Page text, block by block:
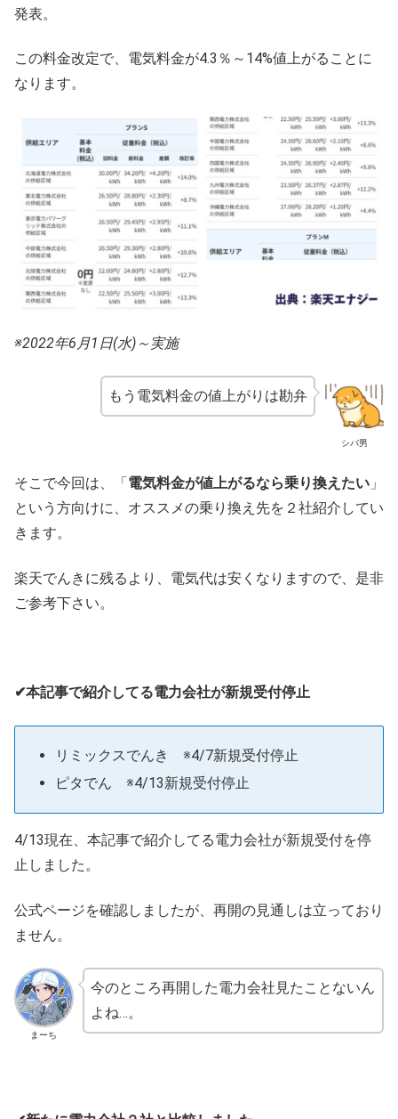
発表。
この料金改定で、電気料金が4.3％～14%値上がることに
なります。
※2022年6月1日(水)～実施
シバ男
もう電気料金の値上がりは勘弁
そこで今回は、「 電気料金が値上がるなら乗り換えたい 」
という方向けに、オススメの乗り換え先を２社紹介してい
きます。
楽天でんきに残るより、電気代は安くなりますので、是非
ご参考下さい。
✔本記事で紹介してる電力会社が新規受付停止
リミックスでんき ※4/7新規受付停止
ピタでん ※4/13新規受付停止
4/13現在、本記事で紹介してる電力会社が新規受付を停
止しました。
公式ページを確認しましたが、再開の見通しは立っており
ません。
まーち
今のところ再開した電力会社見たことないん
よね…。